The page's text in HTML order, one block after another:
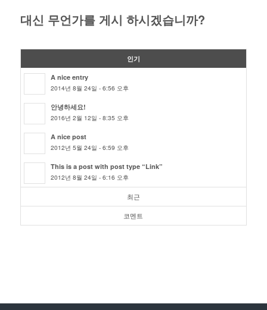
대신 무언가를 게시 하시겠습니까?
인기
A nice entry
2014년 8월 24일 - 6:56 오후
안녕하세요!
2016년 2월 12일 - 8:35 오후
A nice post
2012년 5월 24일 - 6:59 오후
This is a post with post type “Link”
2012년 8월 24일 - 6:16 오후
최근
코멘트